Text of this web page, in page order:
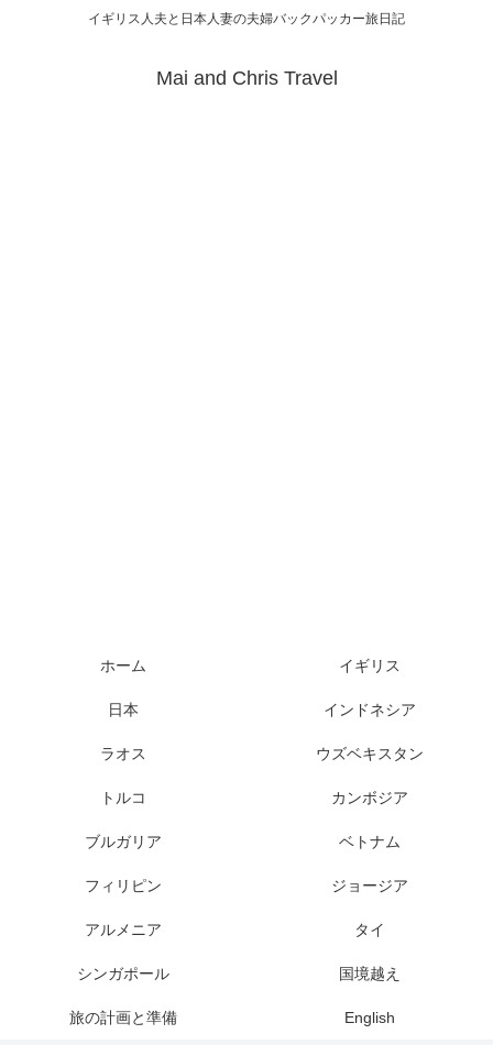
イギリス人夫と日本人妻の夫婦バックパッカー旅日記
Mai and Chris Travel
ホーム イギリス
日本 インドネシア
ラオス ウズベキスタン
トルコ カンボジア
ブルガリア ベトナム
フィリピン ジョージア
アルメニア タイ
シンガポール 国境越え
旅の計画と準備 English